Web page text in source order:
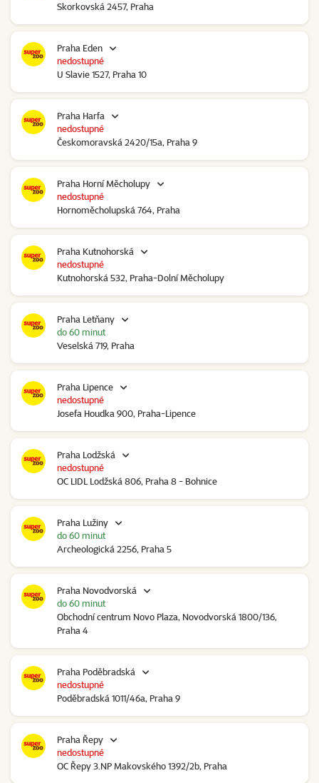
Skorkovská 2457, Praha
Praha Eden
U Slavie 1527, Praha 10
nedostupné
Praha Harfa
Českomoravská 2420/15a, Praha 9
nedostupné
Praha Horní Měcholupy
Hornoměcholupská 764, Praha
nedostupné
Praha Kutnohorská
Kutnohorská 532, Praha-Dolní Měcholupy
nedostupné
Praha Letňany
Veselská 719, Praha
do 60 minut
Praha Lipence
Josefa Houdka 900, Praha-Lipence
nedostupné
Praha Lodžská
OC LIDL Lodžská 806, Praha 8 - Bohnice
nedostupné
Praha Lužiny
Archeologická 2256, Praha 5
do 60 minut
Praha Novodvorská
Obchodní centrum Novo Plaza, Novodvorská 1800/136,
Praha 4
do 60 minut
Praha Poděbradská
Poděbradská 1011/46a, Praha 9
nedostupné
Praha Řepy
OC Řepy 3.NP Makovského 1392/2b, Praha
nedostupné